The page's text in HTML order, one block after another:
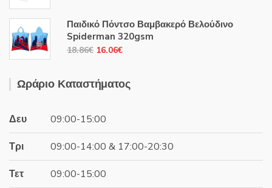
24.47€.είναι:
14.99€.
Παιδικό Πόντσο Βαμβακερό Βελούδινο
Spiderman 320gsm
18.86€ Original
was:
18.86€.
16.06€Η
τιμή
είναι:
Ωράριο Καταστήματος
Δευ 09:00-15:00
Τρι 09:00-14:00 & 17:00-20:30
Τετ 09:00-15:00